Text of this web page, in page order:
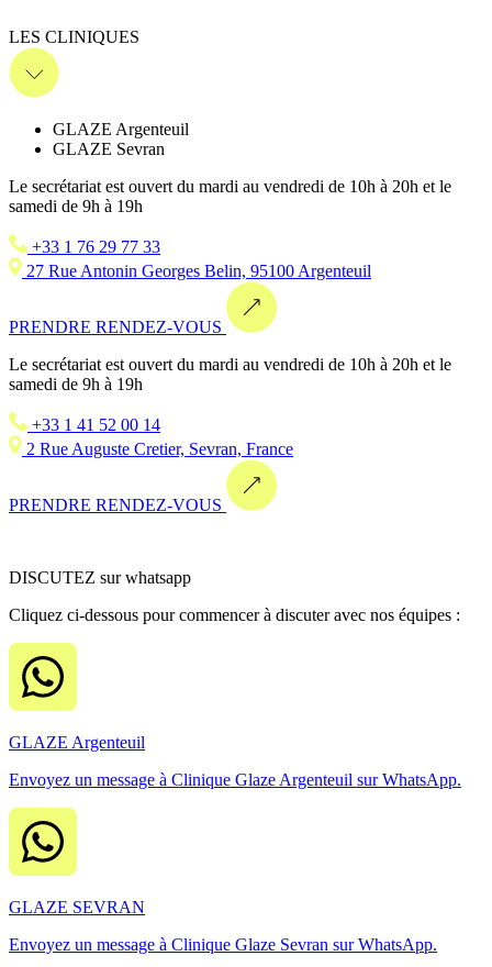
LES CLINIQUES
GLAZE Argenteuil
GLAZE Sevran
Le secrétariat est ouvert du mardi au vendredi de 10h à 20h et le
samedi de 9h à 19h
+33 1 76 29 77 33
27 Rue Antonin Georges Belin, 95100 Argenteuil
PRENDRE RENDEZ-VOUS
Le secrétariat est ouvert du mardi au vendredi de 10h à 20h et le
samedi de 9h à 19h
+33 1 41 52 00 14
2 Rue Auguste Cretier, Sevran, France
PRENDRE RENDEZ-VOUS
DISCUTEZ sur whatsapp
Cliquez ci-dessous pour commencer à discuter avec nos équipes :
GLAZE Argenteuil
Envoyez un message à Clinique Glaze Argenteuil sur WhatsApp.
GLAZE SEVRAN
Envoyez un message à Clinique Glaze Sevran sur WhatsApp.